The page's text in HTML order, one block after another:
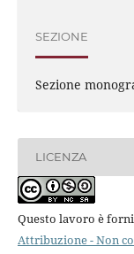
SEZIONE
Sezione
LICENZA
Questo lavoro è
Attribuzione - Non